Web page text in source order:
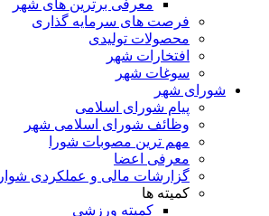
معرفی برترین های شهر
فرصت های سرمایه گذاری
محصولات تولیدی
افتخارات شهر
سوغات شهر
شورای شهر
پیام شورای اسلامی
وظائف شورای اسلامی شهر
مهم ترین مصوبات شورا
معرفی اعضا
گزارشات مالی و عملکردی شوارا
کمیته ها
کمیته ورزشی